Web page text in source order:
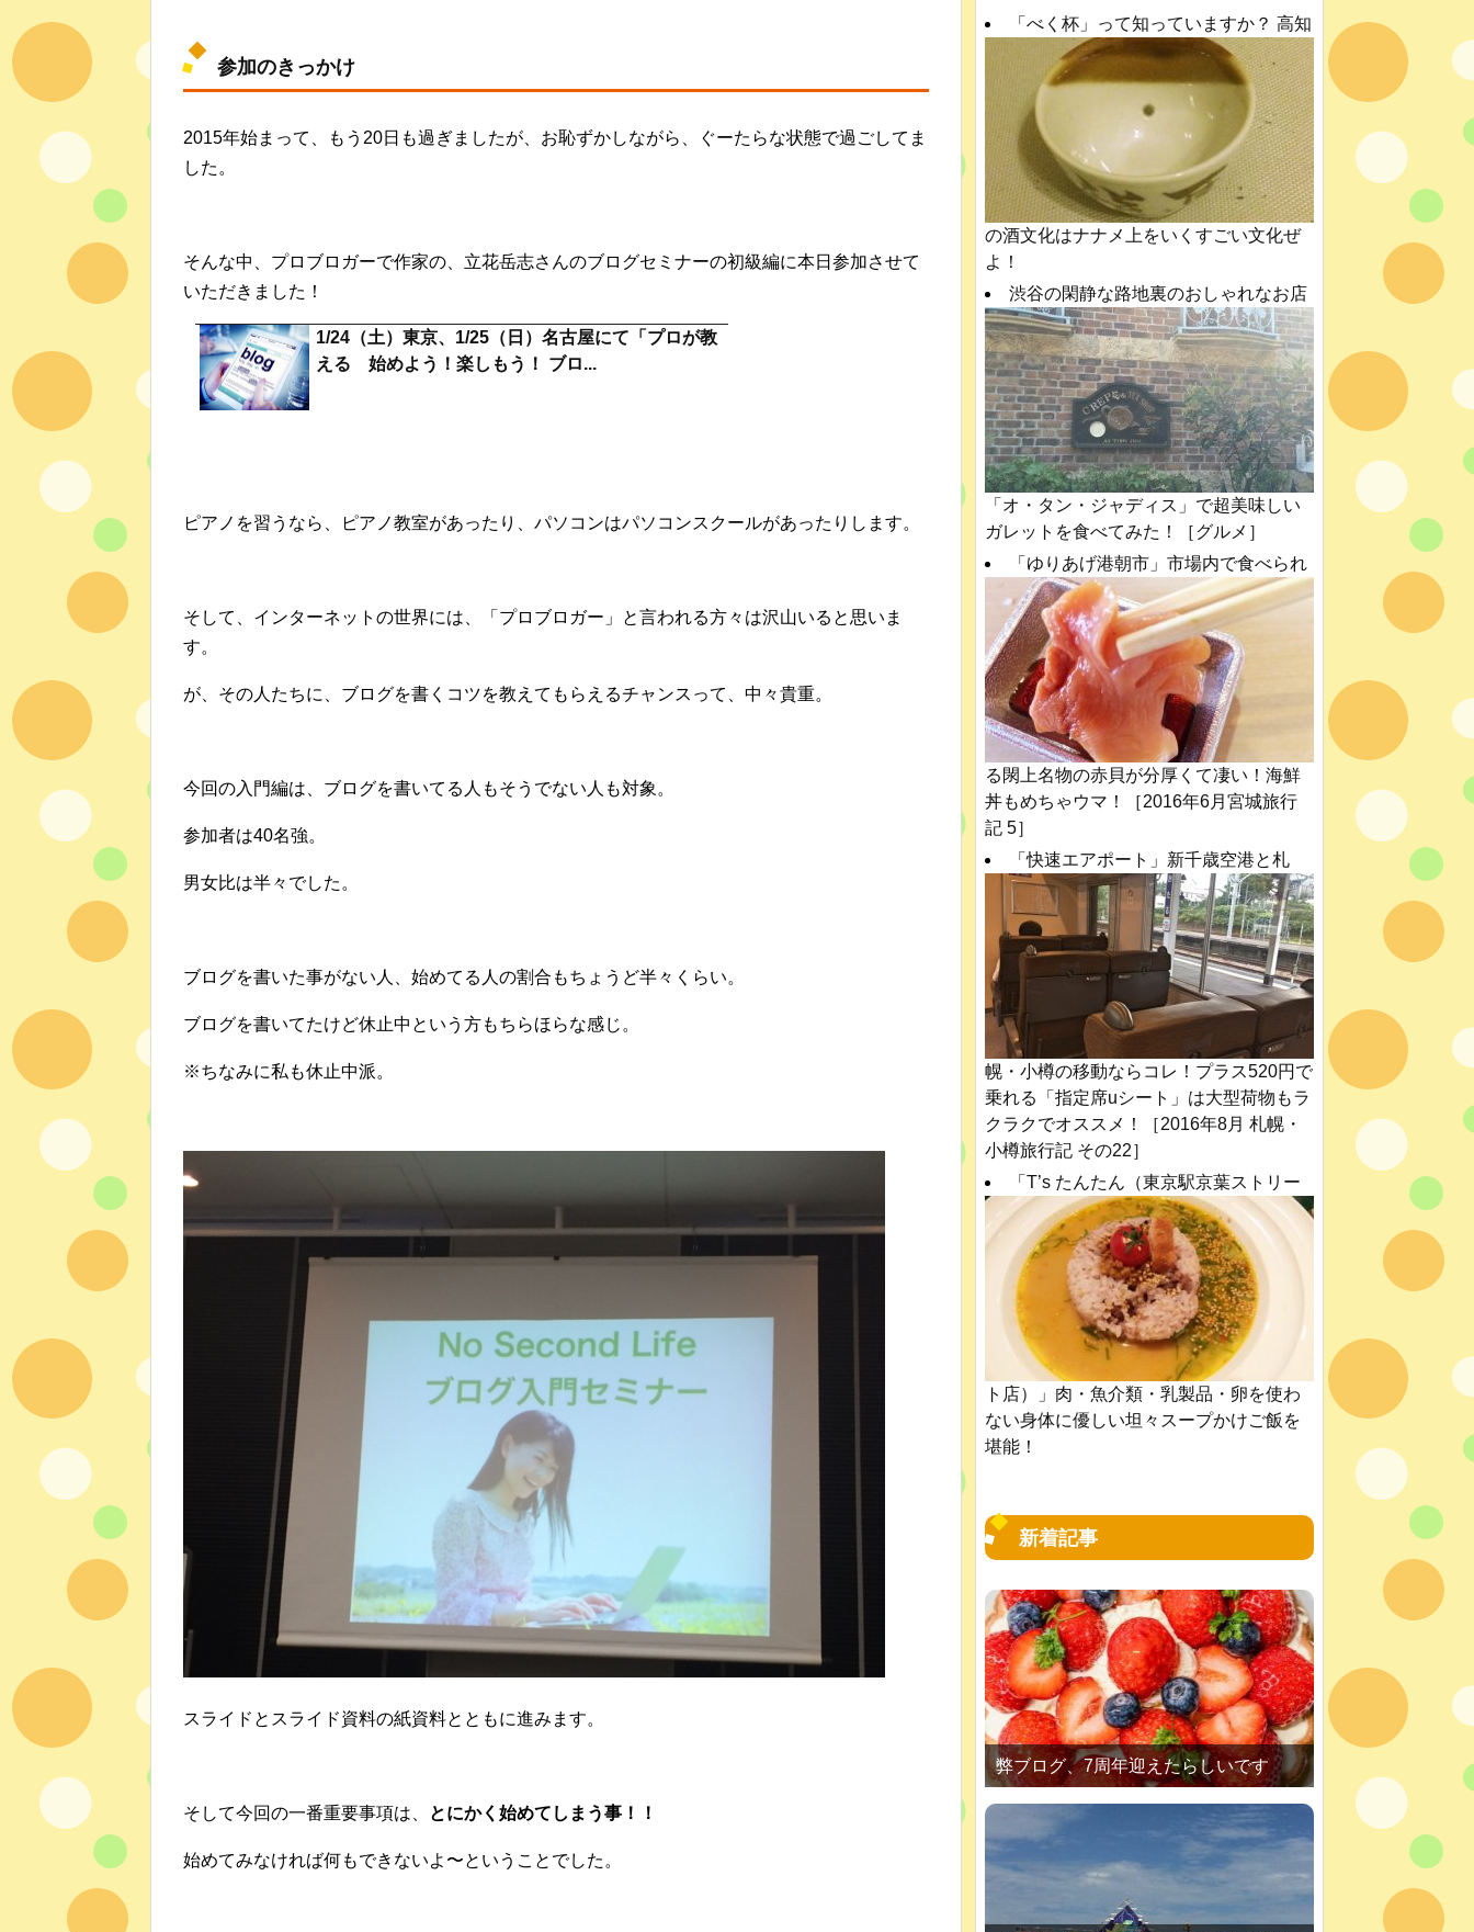
参加のきっかけ
2015年始まって、もう20日も過ぎましたが、お恥ずかしながら、ぐーたらな状態で過ごしてま
した。
そんな中、プロブロガーで作家の、立花岳志さんのブログセミナーの初級編に本日参加させて
いただきました！
1/24（土）東京、1/25（日）名古屋にて「プロが教
える 始めよう！楽しもう！ ブロ...
ピアノを習うなら、ピアノ教室があったり、パソコンはパソコンスクールがあったりします。
そして、インターネットの世界には、「プロブロガー」と言われる方々は沢山いると思いま
す。
が、その人たちに、ブログを書くコツを教えてもらえるチャンスって、中々貴重。
今回の入門編は、ブログを書いてる人もそうでない人も対象。
参加者は40名強。
男女比は半々でした。
ブログを書いた事がない人、始めてる人の割合もちょうど半々くらい。
ブログを書いてたけど休止中という方もちらほらな感じ。
※ちなみに私も休止中派。
スライドとスライド資料の紙資料とともに進みます。
そして今回の一番重要事項は、 とにかく始めてしまう事！！
始めてみなければ何もできないよ〜ということでした。
「べく杯」って知っていますか？ 高知
の酒文化はナナメ上をいくすごい文化ぜ
よ！
渋谷の閑静な路地裏のおしゃれなお店
「オ・タン・ジャディス」で超美味しい
ガレットを食べてみた！［グルメ］
「ゆりあげ港朝市」市場内で食べられ
る閖上名物の赤貝が分厚くて凄い！海鮮
丼もめちゃウマ！［2016年6月宮城旅行
記 5］
「快速エアポート」新千歳空港と札
幌・小樽の移動ならコレ！プラス520円で
乗れる「指定席uシート」は大型荷物もラ
クラクでオススメ！［2016年8月 札幌・
小樽旅行記 その22］
「T’s たんたん（東京駅京葉ストリー
ト店）」肉・魚介類・乳製品・卵を使わ
ない身体に優しい坦々スープかけご飯を
堪能！
新着記事
弊ブログ、7周年迎えたらしいです